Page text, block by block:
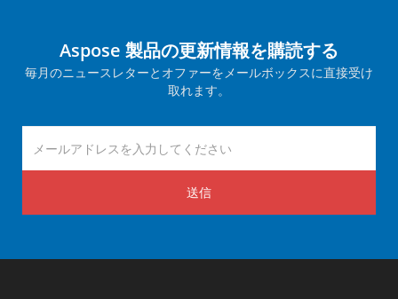
Aspose 製品の更新情報を購読する
毎月のニュースレターとオファーをメールボックスに直接受け
取れます。
送信